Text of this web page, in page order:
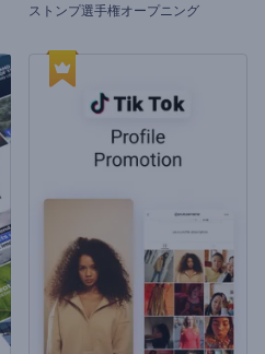
ストンプ選手権オープニング